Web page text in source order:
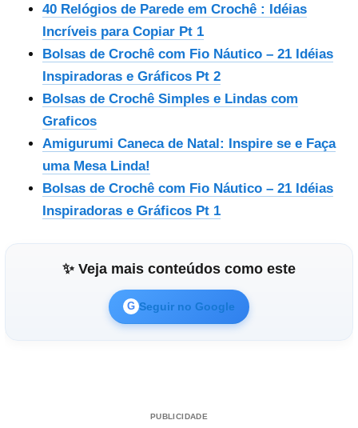
40 Relógios de Parede em Crochê : Idéias
Incríveis para Copiar Pt 1
Bolsas de Crochê com Fio Náutico – 21 Idéias
Inspiradoras e Gráficos Pt 2
Bolsas de Crochê Simples e Lindas com
Graficos
Amigurumi Caneca de Natal: Inspire se e Faça
uma Mesa Linda!
Bolsas de Crochê com Fio Náutico – 21 Idéias
Inspiradoras e Gráficos Pt 1
✨ Veja mais conteúdos como este
G Seguir no Google
PUBLICIDADE